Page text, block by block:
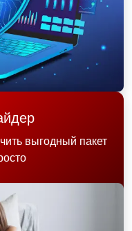
выгодный пакет